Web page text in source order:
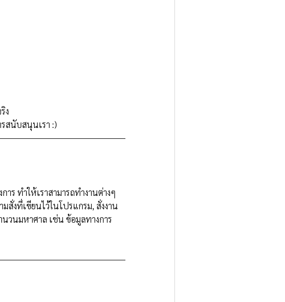
ง
สนับสนุนเรา :)
ร ทำให้เราสามารถทำงานต่างๆ
สั่งที่เขียนไว้ในโปรแกรม, สั่งงาน
นวนมหาศาล เช่น ข้อมูลทางการ